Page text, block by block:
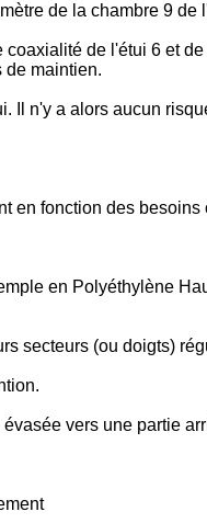
de la chambre 9 de
de l'étui 6 et
de maintien.
Il n'y a alors aucun
en fonction des besoins
en Polyéthylène
secteurs (ou doigts)
vers une partie